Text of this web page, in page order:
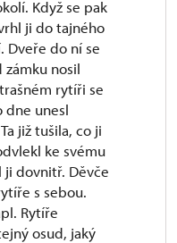
Když se pak
ji do tajného
Dveře do ní se
nosil
rytíři se
dne unesl
již tušila, co ji
ke svému
dovnitř. Děvče
s sebou.
Rytíře
osud, jaký